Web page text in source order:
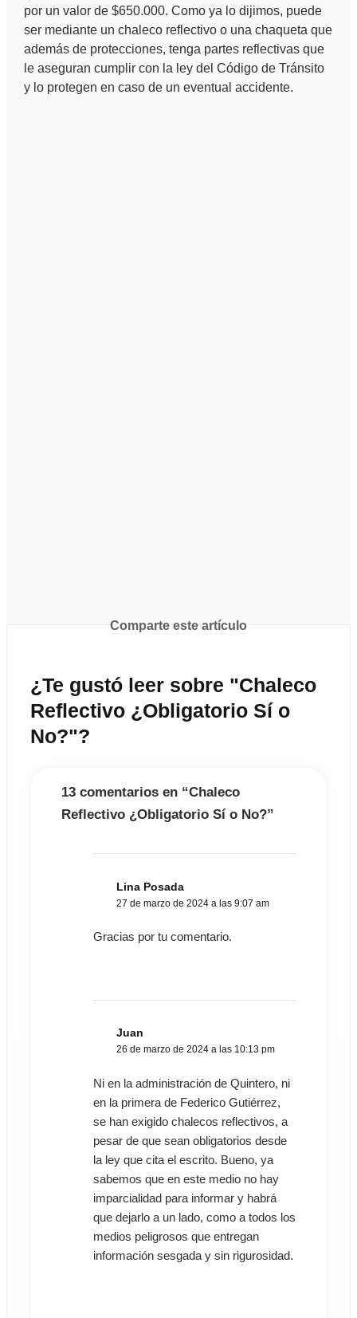
por un valor de $650.000. Como ya lo dijimos, puede
ser mediante un chaleco reflectivo o una chaqueta que
además de protecciones, tenga partes reflectivas que
le aseguran cumplir con la ley del Código de Tránsito
y lo protegen en caso de un eventual accidente.
Comparte este artículo
¿Te gustó leer sobre "Chaleco
Reflectivo ¿Obligatorio Sí o
No?"?
13 comentarios en “Chaleco
Reflectivo ¿Obligatorio Sí o No?”
Lina Posada
27 de marzo de 2024 a las 9:07 am
Gracias por tu comentario.
Juan
26 de marzo de 2024 a las 10:13 pm
Ni en la administración de Quintero, ni
en la primera de Federico Gutiérrez,
se han exigido chalecos reflectivos, a
pesar de que sean obligatorios desde
la ley que cita el escrito. Bueno, ya
sabemos que en este medio no hay
imparcialidad para informar y habrá
que dejarlo a un lado, como a todos los
medios peligrosos que entregan
información sesgada y sin rigurosidad.